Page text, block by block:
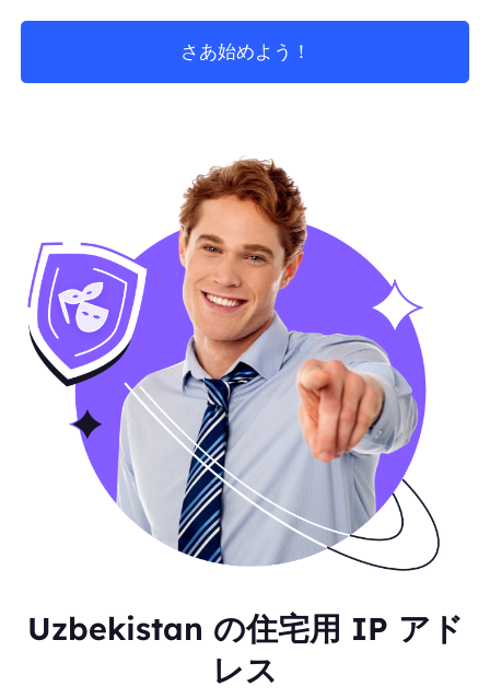
さあ始めよう！
Uzbekistan の住宅用 IP アド
レス